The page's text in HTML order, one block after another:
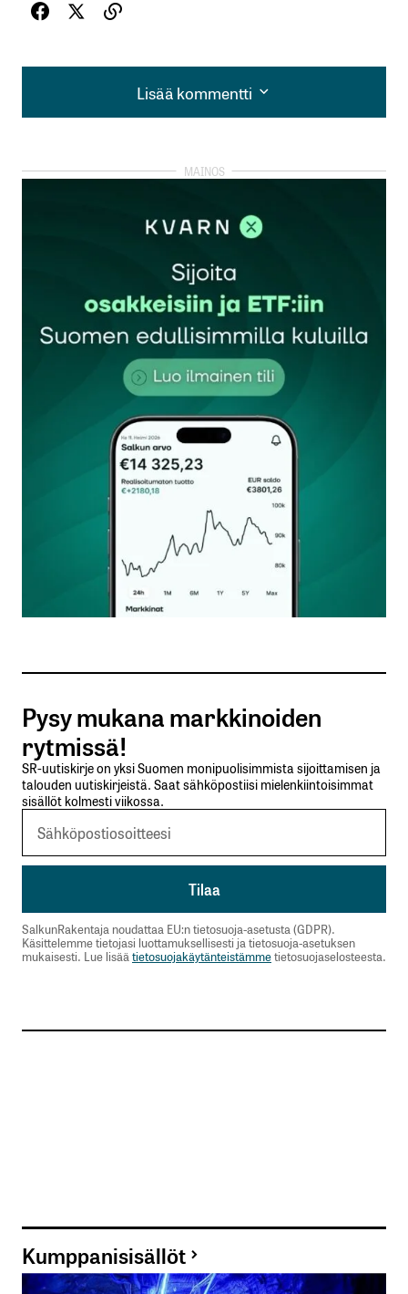
Lisää kommentti
Lisää kommentti
kirjautua
rekisteröityä
Sähköpostiosoitettasi ei julkaista.Pakolliset
kentät on merkitty*
Kommentti*
Nimesi tai nimimerkkisi
Sähköpostiosoitteesi
Tilaa SalkunRakentajan uutiskirje
Lähetä kommentti
Pysy mukana markkinoiden
rytmissä!
SR-uutiskirje on yksi Suomen monipuolisimmista sijoittamisen ja
talouden uutiskirjeistä. Saat sähköpostiisi mielenkiintoisimmat
sisällöt kolmesti viikossa.
SalkunRakentaja noudattaa EU:n tietosuoja-asetusta (GDPR).
Käsittelemme tietojasi luottamuksellisesti ja tietosuoja-asetuksen
mukaisesti. Lue lisää tietosuojakäytänteistämmetietosuojaselosteesta.
Kumppanisisällöt